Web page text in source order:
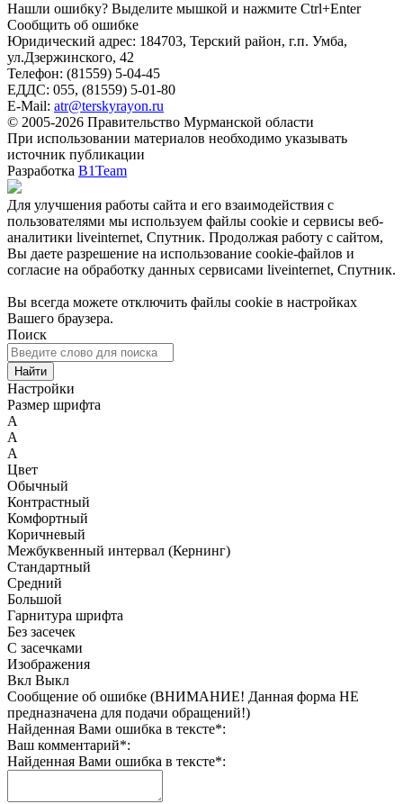
Нашли ошибку? Выделите мышкой и нажмите Ctrl+Enter
Сообщить об ошибке
Юридический адрес: 184703, Терский район, г.п. Умба,
ул.Дзержинского, 42
Телефон: (81559) 5-04-45
ЕДДС: 055, (81559) 5-01-80
E-Mail: atr@terskyrayon.ru
© 2005-2026 Правительство Мурманской области
При использовании материалов необходимо указывать
источник публикации
Разработка B1Team
Для улучшения работы сайта и его взаимодействия с
пользователями мы используем файлы cookie и сервисы веб-
аналитики liveinternet, Спутник. Продолжая работу с сайтом,
Вы даете разрешение на использование cookie-файлов и
согласие на обработку данных сервисами liveinternet, Спутник.
Вы всегда можете отключить файлы cookie в настройках
Вашего браузера.
Поиск
Найти
Настройки
Размер шрифта
A
A
A
Цвет
Обычный
Контрастный
Комфортный
Коричневый
Межбуквенный интервал (Кернинг)
Стандартный
Средний
Большой
Гарнитура шрифта
Без засечек
С засечками
Изображения
Вкл Выкл
Сообщение об ошибке (ВНИМАНИЕ! Данная форма НЕ
предназначена для подачи обращений!)
Найденная Вами ошибка в тексте*:
Ваш комментарий*:
Найденная Вами ошибка в тексте*: